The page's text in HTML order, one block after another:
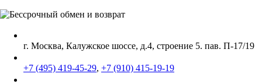
г. Москва, Калужское шоссе, д.4, строение 5. пав. П-17/19
+7 (495) 419-45-29, +7 (910) 415-19-19